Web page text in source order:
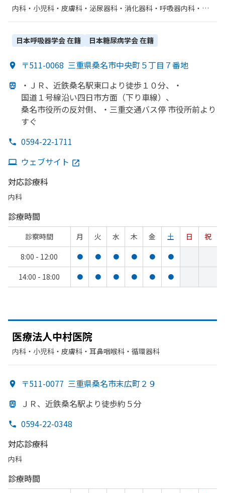
内科・​小児科・​皮膚科・​泌尿器科・​消化器科・​呼吸器内科・​外
外科・​内分泌科・​心臓血管外科・​乳腺外科
日本呼吸器学会在籍 日本糖尿病学会在籍
〒511-0068 三重県桑名市中央町５丁目７番地
・ＪＲ、 近鉄桑名駅東口より徒歩１０分、
・
国道１号線沿い四日市方面 （下り車線）、
桑名市役所の反対側、
・三重交通バス停 市役所前より
すぐ
0594-22-1711
ウェブサイト
対応診療科
内科
診療時間
診察時間 月 火 水 木 金 土 日
祝
8:00 - 12:00
● ● ● ● ● ●
14:00 - 18:00 ● ● ● ● ● ●
医療法人中村医院
内科・​小児科・​皮膚科・​耳鼻咽喉科・​循環器科
〒511-0077 三重県桑名市末広町２９
ＪＲ、 近鉄桑名駅より徒歩約５分
0594-22-0348
対応診療科
内科
診療時間